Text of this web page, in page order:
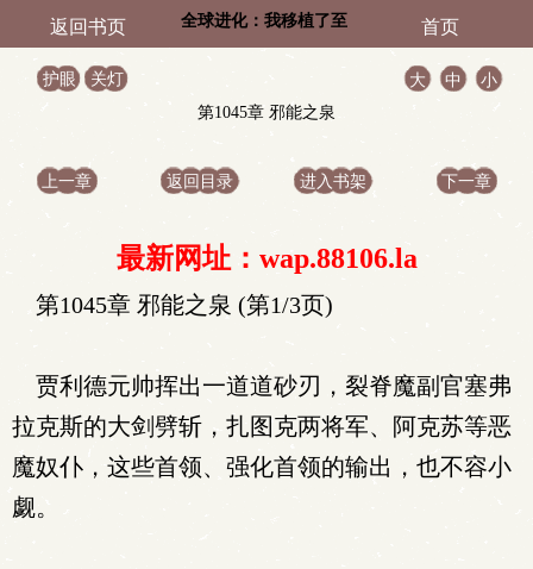
返回书页 全球进化：我移植了至 首页
护眼 关灯 大 中
小
第1045章 邪能之泉
上一章 返回目录 进入书架 下一章
最新网址：wap.88106.la
第1045章 邪能之泉 (第1/3页)
贾利德元帅挥出一道道砂刃，裂脊魔副官塞弗
拉克斯的大剑劈斩，扎图克两将军、阿克苏等恶
魔奴仆，这些首领、强化首领的输出，也不容小
觑。